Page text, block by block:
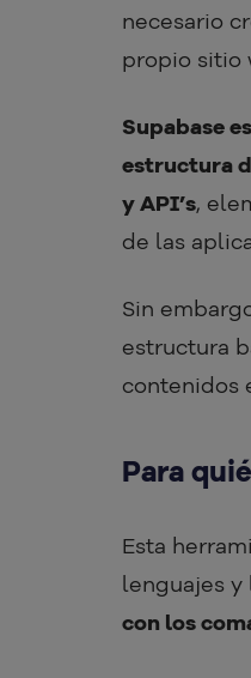
necesario
propio sitio
Supabase
estructura
y API’s,
de las
Sin
estructura
contenidos
Para
Esta
lenguajes
con los